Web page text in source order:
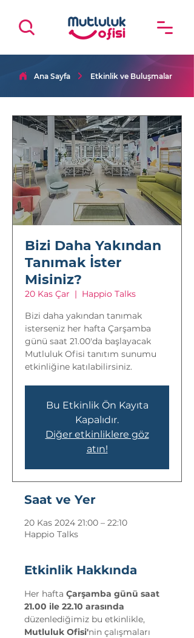
Ana Sayfa Etkinlik ve Buluşmalar
Bizi Daha Yakından
Tanımak İster
Misiniz?
20 Kas Çar
  |
Happio Talks
Bizi daha yakından tanımak
isterseniz her hafta Çarşamba
günü saat 21.00'da başlayacak
Mutluluk Ofisi tanıtım sunumu
etkinliğine katılabilirsiniz.
Bu Etkinlik Ön Kayıta
Kapalıdır.
Diğer etkinliklere göz
atın!
Saat ve Yer
20 Kas 2024 21:00 – 22:10
Happio Talks
Etkinlik Hakkında
Her hafta Çarşamba günü saat
21.00 ile 22.10 arasında
düzenlediğimiz bu etkinlikle,
Mutluluk Ofisi'nin çalışmaları